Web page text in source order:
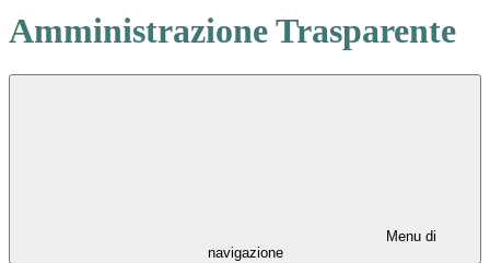
Amministrazione Trasparente
Menu di
navigazione